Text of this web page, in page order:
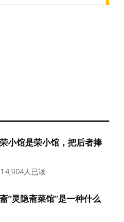
小馆是荣小馆，把后者捧
人已读
“灵隐斋菜馆”是一种什么